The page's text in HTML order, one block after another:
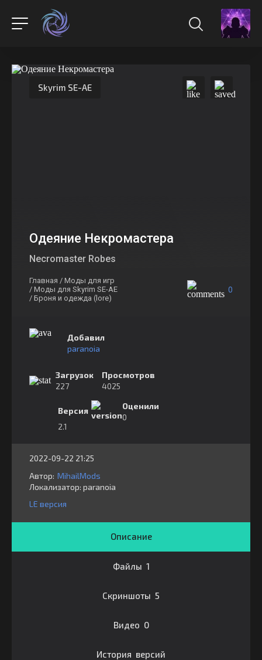
Skyrim SE-AE
Одеяние Некромастера
Necromaster Robes
Главная / Моды для игр
/ Моды для Skyrim SE-AE
/ Броня и одежда (lore)
0
Добавил
paranoia
Загрузок
227
Просмотров
4025
Версия
2.1
Оценили
0
2022-09-22 21:25
Автор: MihailMods
Локализатор: ⁣⁣⁣paranoia
LE версия
Описание
Файлы 1
Скриншоты 5
Видео 0
История версий